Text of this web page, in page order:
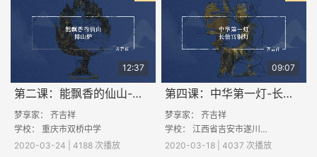
12:37
第二课：能飘香的仙山-博山炉
梦享家： 齐吉祥
学校： 重庆市双桥中学
2020-03-24 | 4188 次播放
09:07
第四课：中华第一灯-长信宫铜灯
梦享家： 齐吉祥
学校： 江西省吉安市遂川县第二中学
2020-03-18 | 4037 次播放